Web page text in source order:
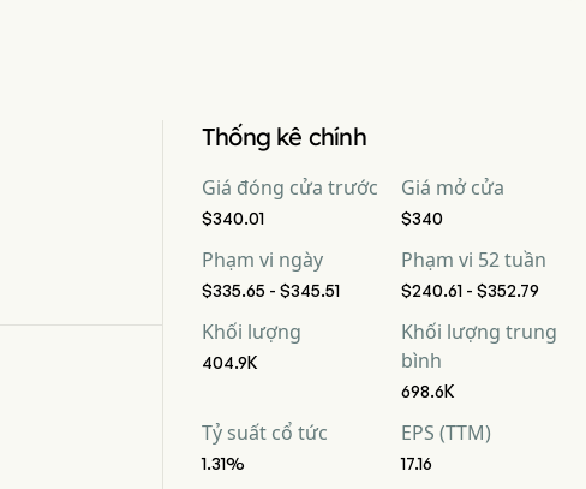
Thống kê chính
Giá đóng cửa trước
$340.01
Giá mở cửa
$340
Phạm vi ngày
$335.65 - $345.51
Phạm vi 52 tuần
$240.61 - $352.79
Khối lượng
404.9K
Khối lượng trung
bình
698.6K
Tỷ suất cổ tức
1.31%
EPS (TTM)
17.16